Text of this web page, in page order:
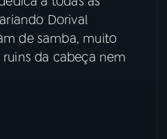
Dorival
de samba, muito
da cabeça nem